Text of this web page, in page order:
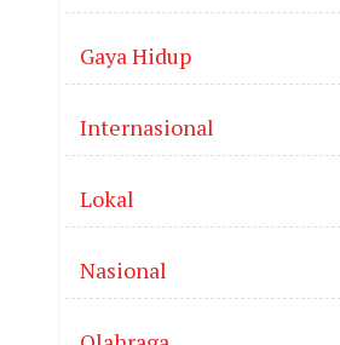
Gaya Hidup
Internasional
Lokal
Nasional